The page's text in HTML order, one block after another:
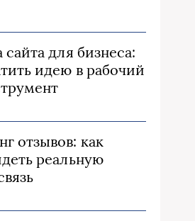
сайта для бизнеса:
идею в рабочий
отзывов: как
реальную